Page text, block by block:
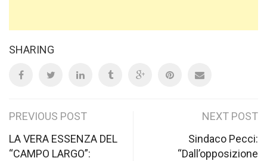
SHARING
Post
navigation
PREVIOUS POST
LA VERA ESSENZA DEL
“CAMPO LARGO”:
NEXT POST
Sindaco Pecci:
“Dall’opposizione